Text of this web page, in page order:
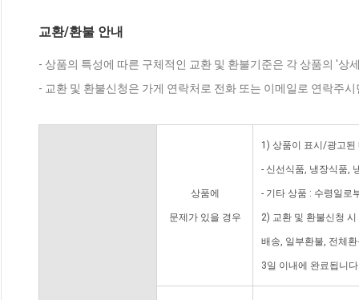
교환/환불 안내
- 상품의 특성에 따른 구체적인 교환 및 환불기준은 각 상품의 '상
- 교환 및 환불신청은 가게 연락처로 전화 또는 이메일로 연락주
상품에
문제가 있을 경우
1) 상품이 표시/광고된
- 신선식품, 냉장식품,
- 기타 상품 : 수령일로
2) 교환 및 환불신청
배송, 일부환불, 전체
3일 이내에 완료됩니